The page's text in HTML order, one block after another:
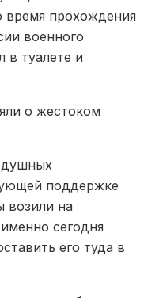
время прохождения
военного
в туалете и
о жестоком
поддержке
возили на
сегодня
его туда в